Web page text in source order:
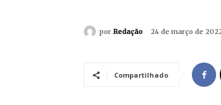
por Redação 24 de março de
Compartilhado